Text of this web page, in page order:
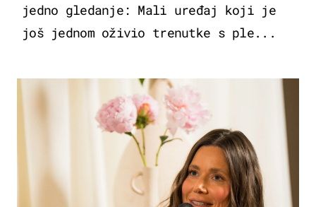
jedno gledanje: Mali uređaj koji je
još jednom oživio trenutke s ple...
MODA & LJEPOTA